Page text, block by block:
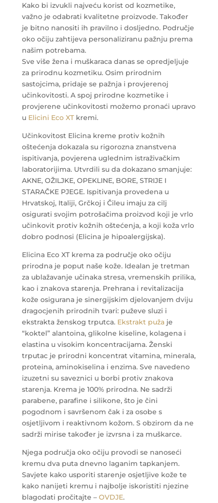
Kako bi izvukli najveću korist od kozmetike,
važno je odabrati kvalitetne proizvode. Također
je bitno nanositi ih pravilno i dosljedno. Područje
oko očiju zahtijeva personaliziranu pažnju prema
našim potrebama.
Sve više žena i muškaraca danas se opredjeljuje
za prirodnu kozmetiku. Osim prirodnim
sastojcima, pridaje se pažnja i provjerenoj
učinkovitosti. A spoj prirodne kozmetike i
provjerene učinkovitosti možemo pronaći upravo
u Elicini Eco XTkremi.
Učinkovitost Elicina kreme protiv kožnih
oštećenja dokazala su rigorozna znanstvena
ispitivanja, povjerena uglednim istraživačkim
laboratorijima. Utvrdili su da dokazano smanjuje:
AKNE, OŽILJKE, OPEKLINE, BORE, STRIJE I
STARAČKE PJEGE. Ispitivanja provedena u
Hrvatskoj, Italiji, Grčkoj i Čileu imaju za cilj
osigurati svojim potrošačima proizvod koji je vrlo
učinkovit protiv kožnih oštećenja, a koji koža vrlo
dobro podnosi (Elicina je hipoalergijska).
Elicina Eco XT krema za područje oko očiju
prirodna je poput naše kože. Idealan je tretman
za ublažavanje učinaka stresa, vremenskih prilika,
kao i znakova starenja. Prehrana i revitalizacija
kože osigurana je sinergijskim djelovanjem dviju
dragocjenih prirodnih tvari: puževe sluzi i
ekstrakta ženskog trputca. Ekstrakt pužaje
“koktel” alantoina, glikolne kiseline, kolagena i
elastina u visokim koncentracijama. Ženski
trputac je prirodni koncentrat vitamina, minerala,
proteina, aminokiselina i enzima. Sve navedeno
izuzetni su saveznici u borbi protiv znakova
starenja. Krema je 100% prirodna. Ne sadrži
parabene, parafine i silikone, što je čini
pogodnom i savršenom čak i za osobe s
osjetljivom i reaktivnom kožom. S obzirom da ne
sadrži mirise također je izvrsna i za muškarce.
Njega područja oko očiju provodi se nanoseći
kremu dva puta dnevno laganim tapkanjem.
Savjete kako usporiti starenje osjetljive kože te
kako nanijeti kremu i najbolje iskoristiti njezine
blagodati pročitajte – OVDJE.